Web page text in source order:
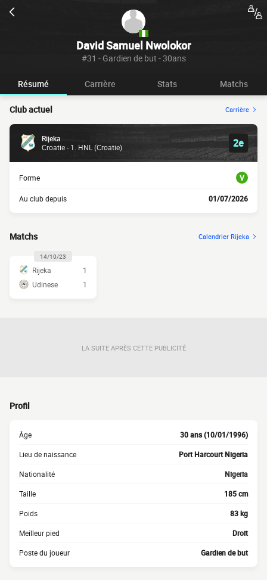
David Samuel Nwolokor
#31 - Gardien de but - 30ans
Résumé Carrière Stats Matchs
Club actuel Carrière
Rijeka
Croatie - 1. HNL (Croatie)
2e
Forme V
Au club depuis 01/07/2026
Matchs Calendrier Rijeka
14/10/23
Rijeka
1
Udinese
1
LA SUITE APRÈS CETTE PUBLICITÉ
Profil
Âge 30 ans (10/01/1996)
Lieu de naissance Port Harcourt Nigeria
Nationalité Nigeria
Taille 185 cm
Poids 83 kg
Meilleur pied Droit
Poste du joueur Gardien de but